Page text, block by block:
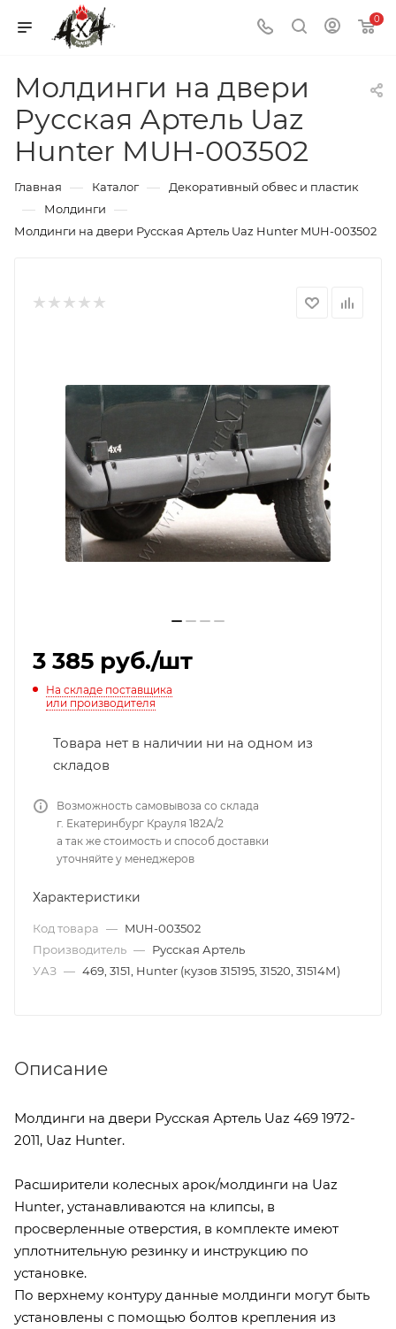
0
Молдинги на двери
Русская Артель Uaz
Hunter MUH-003502
Главная — Каталог — Декоративный обвес и пластик
— Молдинги —
Молдинги на двери Русская Артель Uaz Hunter MUH-003502
3 385 руб./шт
На складе поставщика
или производителя
Товара нет в наличии ни на одном из
складов
Возможность самовывоза со склада
г. Екатеринбург Крауля 182А/2
а так же стоимость и способ доставки
уточняйте у менеджеров
Характеристики
Код товара — MUH-003502
Производитель — Русская Артель
УАЗ — 469, 3151, Hunter (кузов 315195, 31520, 31514М)
Описание
Молдинги на двери Русская Артель Uaz 469 1972-
2011, Uaz Hunter.
Расширители колесных арок/молдинги на Uaz
Hunter, устанавливаются на клипсы, в
просверленные отверстия, в комплекте имеют
уплотнительную резинку и инструкцию по
установке.
По верхнему контуру данные молдинги могут быть
установлены с помощью болтов крепления из